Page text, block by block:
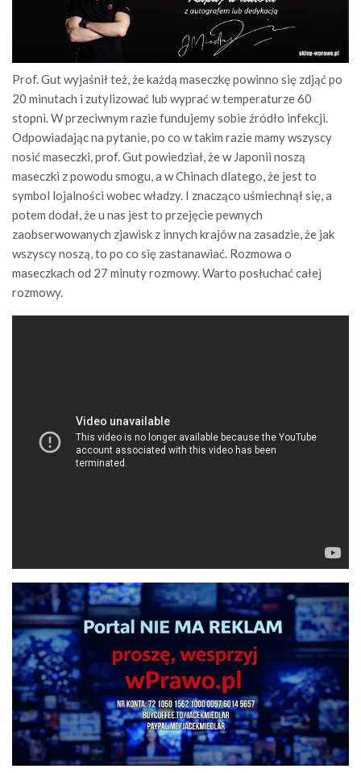
Prof. Gut wyjaśnił też, że każdą maseczkę powinno się zdjąć po
20 minutach i zutylizować lub wyprać w temperaturze 60
stopni. W przeciwnym razie fundujemy sobie źródło infekcji.
Odpowiadając na pytanie, po co w takim razie mamy wszyscy
nosić maseczki, prof. Gut powiedział, że w Japonii noszą
maseczki z powodu smogu, a w Chinach dlatego, że jest to
symbol lojalności wobec władzy. I znacząco uśmiechnął się, a
potem dodał, że u nas jest to przejęcie pewnych
zaobserwowanych zjawisk z innych krajów na zasadzie, że jak
wszyscy noszą, to po co się zastanawiać. Rozmowa o
maseczkach od 27 minuty rozmowy. Warto posłuchać całej
rozmowy.